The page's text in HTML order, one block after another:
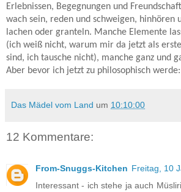
Erlebnissen, Begegnungen und
wach sein, reden und schweigen, hinhören
lachen oder granteln. Manche Elemente
(ich weiß nicht, warum mir da jetzt als
sind, ich tausche nicht), manche ganz und
Aber bevor ich jetzt zu philosophisch
Das Mädel vom Land um 10:10:00
12 Kommentare:
From-Snuggs-Kitchen Freitag, 10
Interessant - ich stehe ja auch